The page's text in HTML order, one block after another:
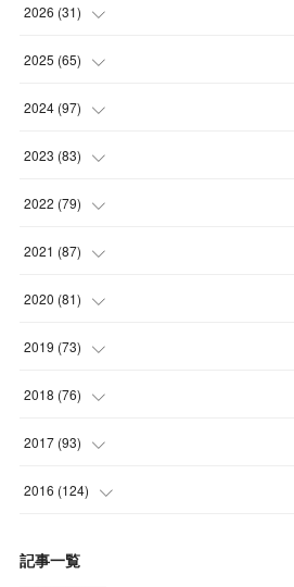
2026 (31)
(4
(4
(5
(4
2025 (65)
(5
(6
(6
(6
(5
2024 (97)
(5
(7
(7
(8
(10
2023 (83)
(6
(7
(7
(9
(6
2022 (79)
(4
(8
(10
(7
(7
2021 (87)
(12 )
(9
(11
(1
(7
2020 (81)
(10 )
(11 )
(8
(7)
(7
2019 (73)
(4
(6
(4)
2018 (76)
(9
(3)
2017 (93)
(7)
2016 (124)
記事一覧